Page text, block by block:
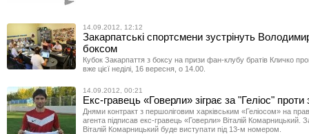
14.09.2012, 12:12
Закарпатські спортсмени зустрінуть
боксом
Кубок Закарпаття з боксу на призи фан-клубу братів Кличко
вже цієї неділі, 16 вересня, о 14.00.
14.09.2012, 00:21
Екс-гравець «Говерли» зіграє за "Геліос" проти
Днями контракт з першоліговим харківським «Геліосом» на
агента підписав екс-гравець «Говерли» Віталій Комарницький.
Віталій Комарницький буде виступати під 13-м номером.